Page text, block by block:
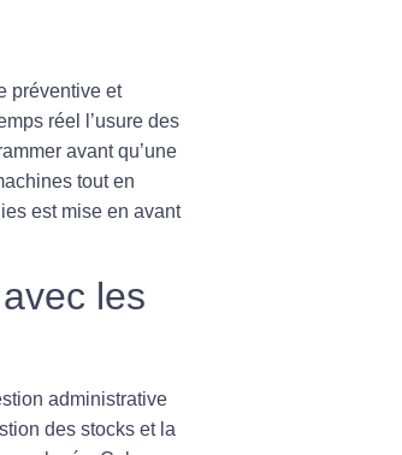
préventive et
réel l’usure des
avant qu’une
tout en
est mise en avant
les
administrative
des stocks et la